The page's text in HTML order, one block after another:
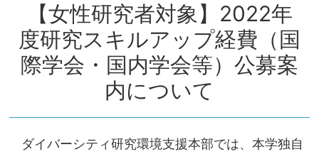
【女性研究者対象】2022年
度研究スキルアップ経費（国
際学会・国内学会等）公募案
内について
ダイバーシティ研究環境支援本部では、本学独自